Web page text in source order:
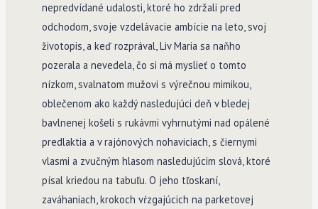
nepredvídané udalosti, ktoré ho zdržali pred
odchodom, svoje vzdelávacie ambície na leto, svoj
životopis, a keď rozprával, Liv Maria sa naňho
pozerala a nevedela, čo si má myslieť o tomto
nízkom, svalnatom mužovi s výrečnou mimikou,
oblečenom ako každý nasledujúci deň v bledej
bavlnenej košeli s rukávmi vyhrnutými nad opálené
predlaktia a v rajónových nohaviciach, s čiernymi
vlasmi a zvučným hlasom nasledujúcim slová, ktoré
písal kriedou na tabuľu. O jeho tľoskaní,
zaváhaniach, krokoch vŕzgajúcich na parketovej